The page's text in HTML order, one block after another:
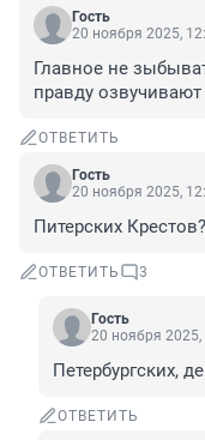
Гость
20 ноября 2025,
Главное не
правду
ОТВЕТИТЬ
Гость
20 ноября 2025,
Питерских Крестов?
ОТВЕТИТЬ 3
Гость
20 ноября 2025,
Петербургских,
ОТВЕТИТЬ